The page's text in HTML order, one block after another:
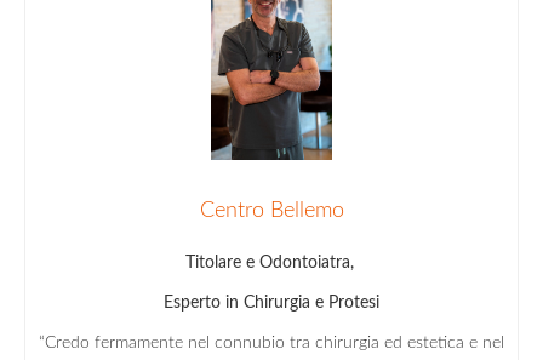
Centro Bellemo
Titolare e Odontoiatra,
Esperto in Chirurgia e Protesi
“Credo fermamente nel connubio tra chirurgia ed estetica e nel